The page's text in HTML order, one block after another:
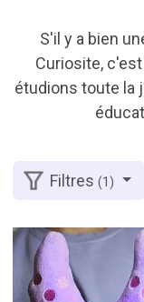
S'il y a bien
Curiosite,
étudions toute la
Filtres(1)